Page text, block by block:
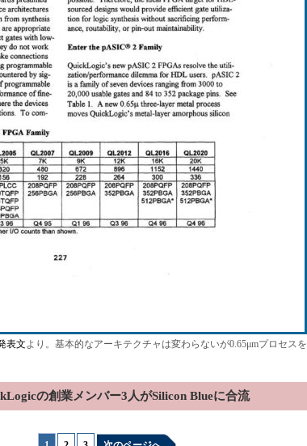
表文より。基本的なアーキテクチャは変わらないが0.65μmプロセスを
の創業メンバー3人がSilicon Blueに合流